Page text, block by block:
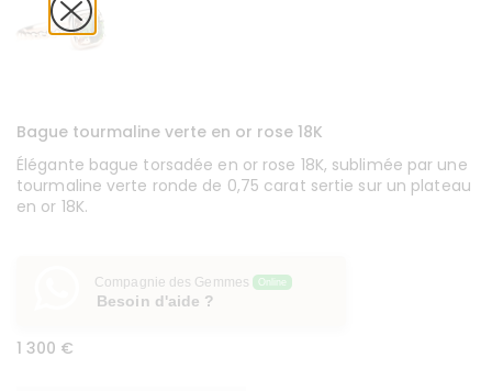
Bague tourmaline verte en or rose 18K
Élégante bague torsadée en or rose 18K, sublimée par une
tourmaline verte ronde de 0,75 carat sertie sur un plateau
en or 18K.
Compagnie des Gemmes Online
Besoin d'aide ?
1 300 €